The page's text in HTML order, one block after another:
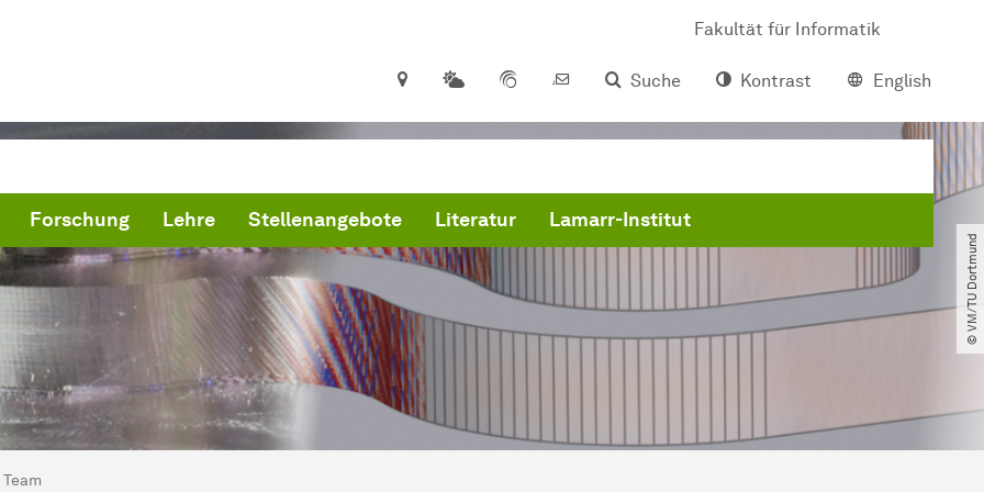
Fakultät für Informatik
Suche
Kontrast English
Forschung Lehre Stellenangebote Literatur Lamarr-Institut
© VM​/​TU Dortmund
hier:
Team